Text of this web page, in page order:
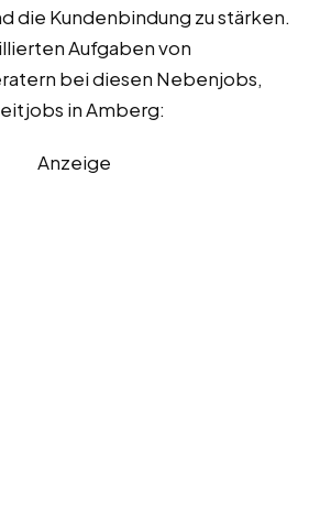
die Kundenbindung zu stärken.
Aufgaben von
bei diesen Nebenjobs,
in Amberg:
Anzeige